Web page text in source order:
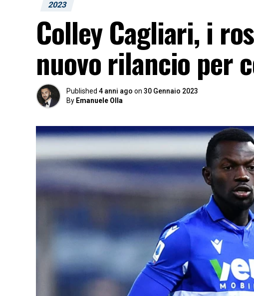
2023
Colley Cagliari, i
nuovo rilancio per
Published 4 anni ago on 30 Gennaio 2023
By Emanuele Olla